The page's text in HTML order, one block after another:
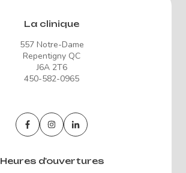
La clinique
557 Notre-Dame
Repentigny QC
J6A 2T6
450-582-0965
Heures d'ouvertures